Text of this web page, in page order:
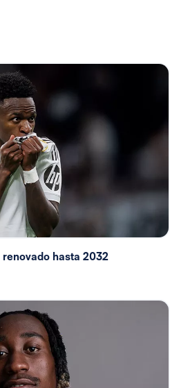
hasta 2032